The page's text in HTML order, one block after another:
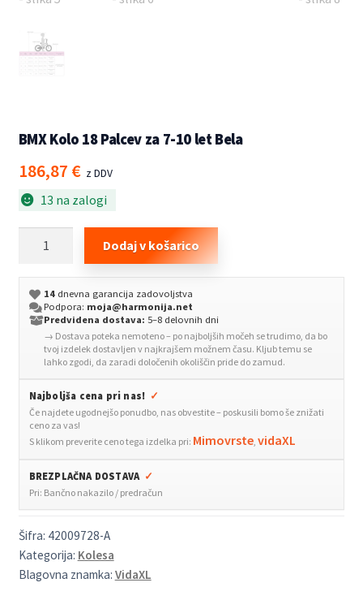
BMX Kolo 18 Palcev za 7-10 let Bela
186,87 € z DDV
13 na zalogi
18
Palcev
za
Bela
količina
Dodaj v košarico
14dnevna garancija zadovoljstva
Podpora: moja@harmonija.net
Predvidena dostava: 5–8 delovnih dni
→ Dostava poteka nemoteno – po najboljših močeh se trudimo, da bo
tvoj izdelek dostavljen v najkrajšem možnem času. Kljub temu se
lahko zgodi, da zaradi določenih okoliščin pride do zamud.
Najboljša cena pri nas! ✓
Če najdete ugodnejšo ponudbo, nas obvestite – poskusili bomo še znižati
ceno za vas!
S klikom preverite ceno tega izdelka pri: Mimovrste, vidaXL
BREZPLAČNA DOSTAVA ✓
Pri: Bančno nakazilo / predračun
Šifra: 42009728-A
Kategorija: Kolesa
Blagovna znamka: VidaXL